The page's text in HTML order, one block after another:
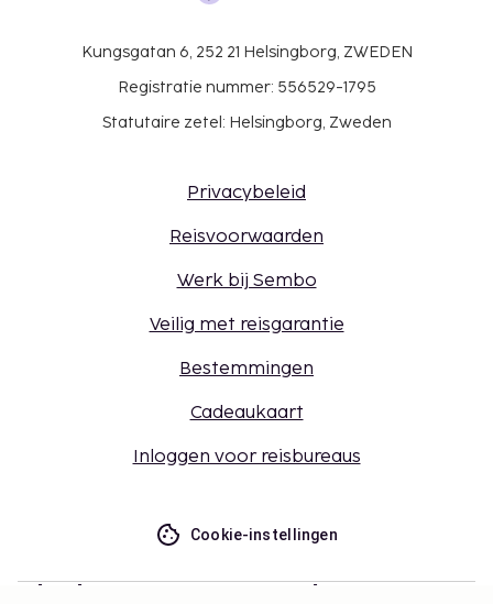
Kungsgatan 6, 252 21 Helsingborg, ZWEDEN
Registratie nummer: 556529-1795
Statutaire zetel: Helsingborg, Zweden
Privacybeleid
Reisvoorwaarden
Werk bij Sembo
Veilig met reisgarantie
Bestemmingen
Cadeaukaart
Inloggen voor reisbureaus
Cookie-instellingen